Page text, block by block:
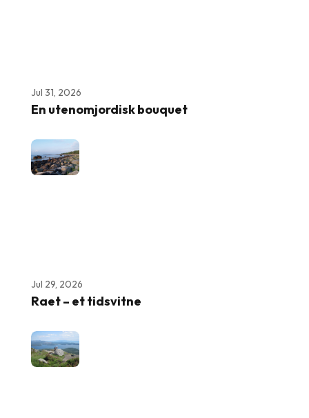
Jul 31, 2026
En utenomjordisk bouquet
Jul 29, 2026
Raet – et tidsvitne